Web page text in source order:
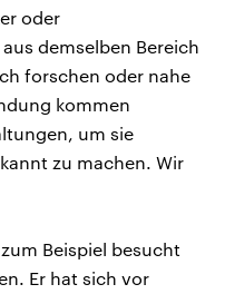
oder
demselben Bereich
forschen oder nahe
kommen
um sie
zu machen. Wir
Beispiel besucht
Er hat sich vor